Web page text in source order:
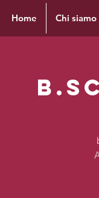
Home Chi siamo